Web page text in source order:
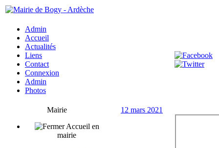
Admin
Accueil
Actualités
Liens
Contact
Connexion
Admin
Photos
Mairie
Accueil en
mairie
12 mars 2021